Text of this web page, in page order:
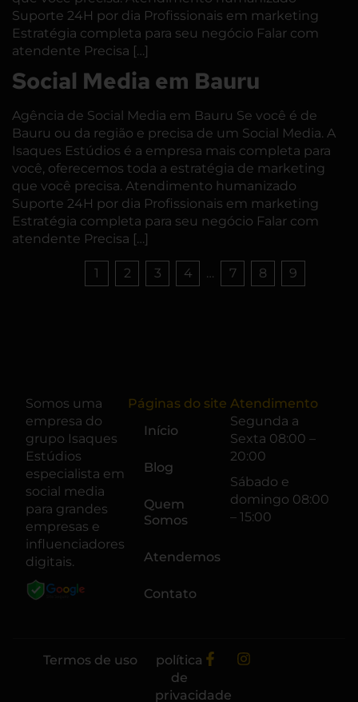
Suporte 24H por dia Profissionais em marketing
Estratégia completa para seu negócio Falar com
atendente Precisa […]
Social Media em Bauru
Agência de Social Media em Bauru Se você é de
Bauru ou da região e precisa de um Social Media. A
Isaques Estúdios é a empresa mais completa para
você, oferecemos toda a estratégia de marketing
que você precisa. Atendimento humanizado
Suporte 24H por dia Profissionais em marketing
Estratégia completa para seu negócio Falar com
atendente Precisa […]
1 2 3 4 … 7 8 9
Somos uma
empresa do
grupo Isaques
Estúdios
especialista em
social media
para grandes
empresas e
influenciadores
digitais.
Páginas do site
Início
Blog
Quem
Somos
Atendemos
Contato
Atendimento
Segunda a
Sexta 08:00 –
20:00
Sábado e
domingo 08:00
– 15:00
Termos de uso
política
de
privacidade